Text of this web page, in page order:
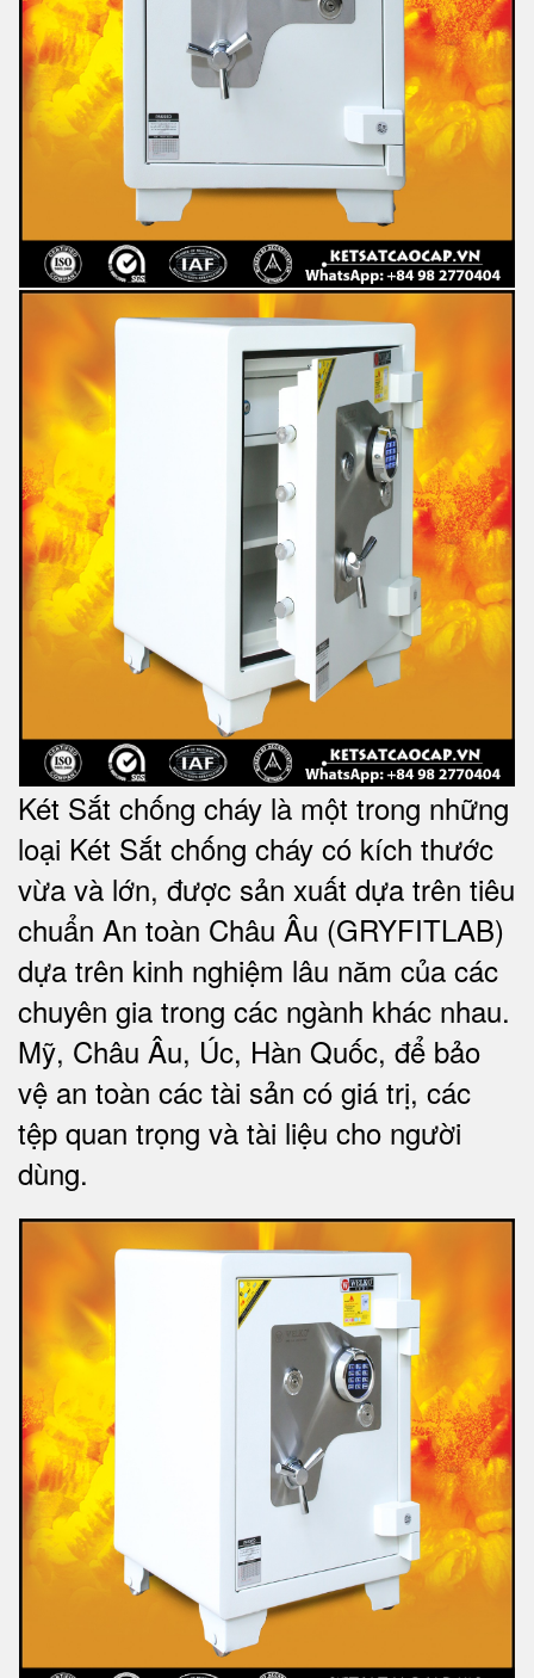
Két Sắt chống cháy là một trong những
loại Két Sắt chống cháy có kích thước
vừa và lớn, được sản xuất dựa trên tiêu
chuẩn An toàn Châu Âu (GRYFITLAB)
dựa trên kinh nghiệm lâu năm của các
chuyên gia trong các ngành khác nhau.
Mỹ, Châu Âu, Úc, Hàn Quốc, để bảo
vệ an toàn các tài sản có giá trị, các
tệp quan trọng và tài liệu cho người
dùng.